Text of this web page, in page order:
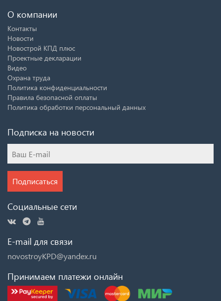
О компании
Контакты
Новости
Новострой КПД плюс
Проектные декларации
Видео
Охрана труда
Политика конфиденциальности
Правила безопасной оплаты
Политика обработки персональный данных
Подписка на новости
Подписаться
Социальные сети
E-mail для связи
novostroyKPD@yandex.ru
Принимаем платежи онлайн